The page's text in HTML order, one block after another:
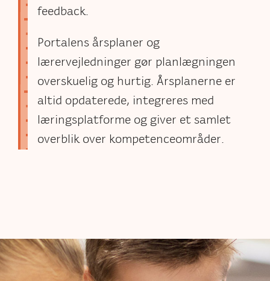
feedback.
Portalens årsplaner og
lærervejledninger gør planlægningen
overskuelig og hurtig. Årsplanerne er
altid opdaterede, integreres med
læringsplatforme og giver et samlet
overblik over kompetenceområder.